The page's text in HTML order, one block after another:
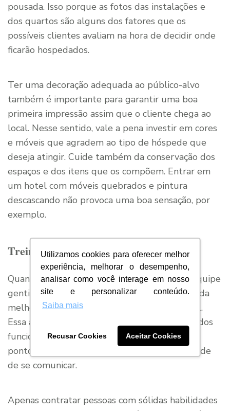
Utilizamos cookies para oferecer melhor
experiência, melhorar o desempenho,
analisar como você interage em nosso
site e personalizar conteúdo.
Saiba mais
Recusar Cookies Aceitar Cookies
pousada. Isso porque as fotos das instalações e
dos quartos são alguns dos fatores que os
possíveis clientes avaliam na hora de decidir onde
ficarão hospedados.
Ter uma decoração adequada ao público-alvo
também é importante para garantir uma boa
primeira impressão assim que o cliente chega ao
local. Nesse sentido, vale a pena investir em cores
e móveis que agradem ao tipo de hóspede que
deseja atingir. Cuide também da conservação dos
espaços e dos itens que os compõem. Entrar em
um hotel com móveis quebrados e pintura
descascando não provoca uma boa sensação, por
exemplo.
Treine a equipe
Quando o assunto é hospitalidade, ter uma equipe
gentil e preparada para receber os hóspedes da
melhor forma possível é um cuidado essencial.
Essa atenção deve começar já na contratação dos
funcionários, em que devem ser observados
pontos como cordialidade, empatia e capacidade
de se comunicar.
Apenas contratar pessoas com sólidas habilidades